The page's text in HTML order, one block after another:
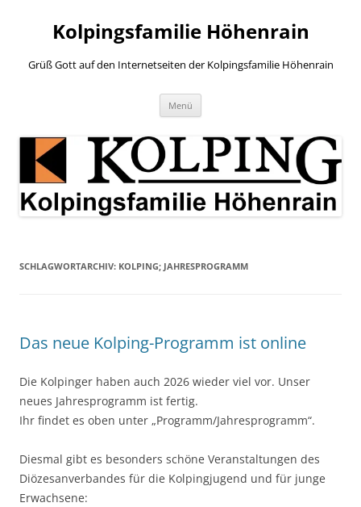
springenKolpingsfamilie Höhenrain
Grüß Gott auf den Internetseiten der Kolpingsfamilie Höhenrain
Menü
SCHLAGWORTARCHIV: KOLPING; JAHRESPROGRAMM
Das neue Kolping-Programm ist online
Die Kolpinger haben auch 2026 wieder viel vor. Unser
neues Jahresprogramm ist fertig.
Ihr findet es oben unter „Programm/Jahresprogramm“.
Diesmal gibt es besonders schöne Veranstaltungen des
Diözesanverbandes für die Kolpingjugend und für junge
Erwachsene: